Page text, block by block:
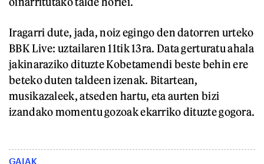
Iragarri dute, jada, noiz egingo den datorren urteko
BBK Live: uztailaren 11tik 13ra. Data gerturatu ahala
jakinaraziko dituzte Kobetamendi beste behin ere
beteko duten taldeen izenak. Bitartean,
musikazaleek, atseden hartu, eta aurten bizi
izandako momentu gozoak ekarriko dituzte gogora.
GAIAK